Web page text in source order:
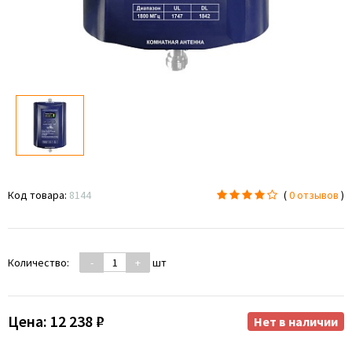
Код товара: 8144 (0 отзывов )
Количество: - + шт
Цена: 12 238 ₽ Нет в наличии